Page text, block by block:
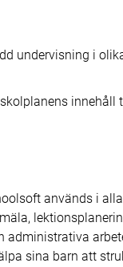
undervisning i
innehåll
används i alla
administrativa
sina barn att